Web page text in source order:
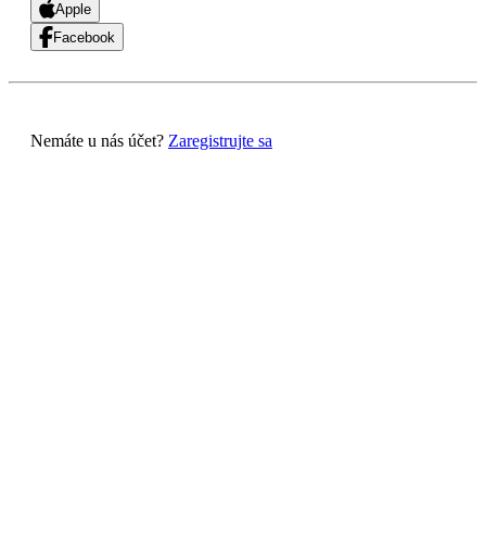
Apple
Facebook
Nemáte u nás účet? Zaregistrujte sa